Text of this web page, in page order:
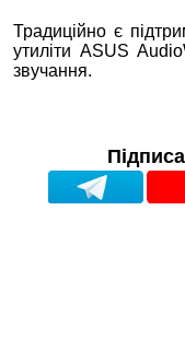
Традиційно є
утиліти ASUS
звучання.